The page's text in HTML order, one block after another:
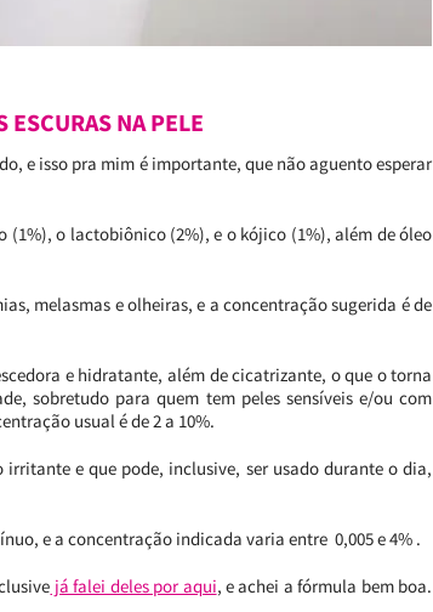
ESCURAS NA PELE
e isso pra mim é importante, que não aguento esperar
(1%), o lactobiônico (2%), e o kójico (1%), além de óleo
melasmas e olheiras, e a concentração sugerida é de
e hidratante, além de cicatrizante, o que o torna
sobretudo para quem tem peles sensíveis e/ou com
usual é de 2 a 10%.
e que pode, inclusive, ser usado durante o dia,
e a concentração indicada varia entre 0,005 e 4% .
já falei deles por aqui, e achei a fórmula bem boa.